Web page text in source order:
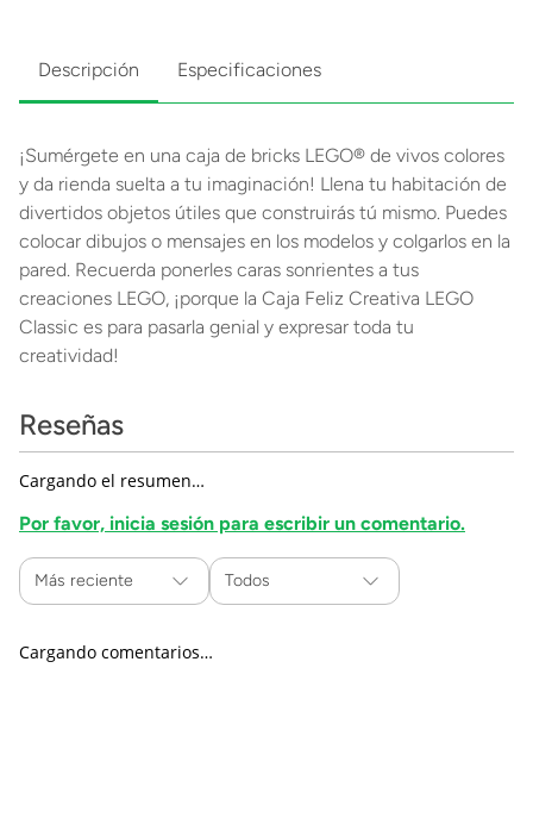
Descripción Especificaciones
¡Sumérgete en una caja de bricks LEGO® de vivos colores
y da rienda suelta a tu imaginación! Llena tu habitación de
divertidos objetos útiles que construirás tú mismo. Puedes
colocar dibujos o mensajes en los modelos y colgarlos en la
pared. Recuerda ponerles caras sonrientes a tus
creaciones LEGO, ¡porque la Caja Feliz Creativa LEGO
Classic es para pasarla genial y expresar toda tu
creatividad!
Reseñas
Cargando el resumen…
Por favor, inicia sesión para escribir un comentario.
Más reciente Todos
Cargando comentarios…